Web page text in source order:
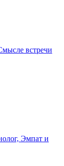
встречи
Эмпат и